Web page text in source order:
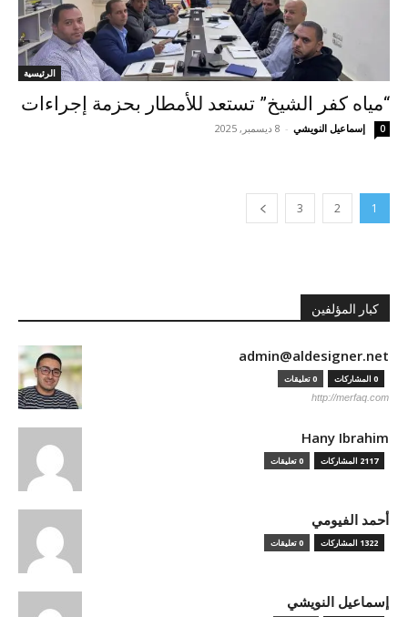
الرئيسية
“مياه كفر الشيخ” تستعد للأمطار بحزمة إجراءات
إسماعيل النويشي - 8 ديسمبر, 2025 0
1
2
3
كبار المؤلفين
admin@aldesigner.net
0 المشاركات 0 تعليقات
http://merfaq.com
Hany Ibrahim
2117 المشاركات 0 تعليقات
أحمد الفيومي
1322 المشاركات 0 تعليقات
إسماعيل النويشي